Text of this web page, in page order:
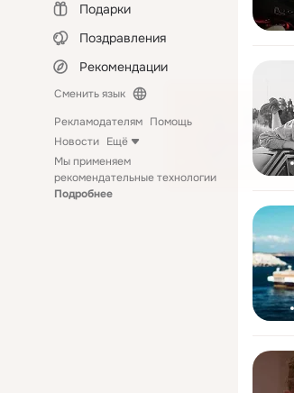
Подарки
Поздравления
Рекомендации
Сменить язык
Рекламодателям Помощь
Новости Ещё
Мы применяем
рекомендательные технологии
Подробнее